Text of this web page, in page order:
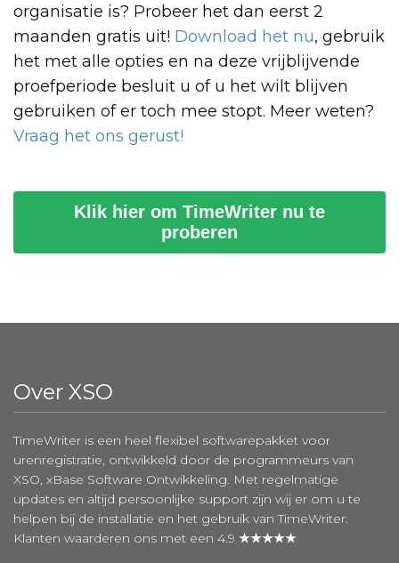
organisatie is? Probeer het dan eerst 2
maanden gratis uit! Download het nu, gebruik
het met alle opties en na deze vrijblijvende
proefperiode besluit u of u het wilt blijven
gebruiken of er toch mee stopt. Meer weten?
Vraag het ons gerust!
Klik hier om TimeWriter nu te
proberen
Over XSO
TimeWriter is een heel flexibel softwarepakket voor
urenregistratie, ontwikkeld door de programmeurs van
XSO, xBase Software Ontwikkeling. Met regelmatige
updates en altijd persoonlijke support zijn wij er om u te
helpen bij de installatie en het gebruik van TimeWriter.
Klanten waarderen ons met een 4.9 ★★★★★